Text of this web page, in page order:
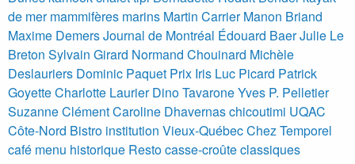
de mer mammifères marins Martin Carrier Manon Briand
Maxime DemersJournal de Montréal Édouard BaerJulie Le
Breton Sylvain Girard Normand Chouinard Michèle
Deslauriers Dominic Paquet Prix Iris Luc Picard Patrick
GoyetteCharlotte Laurier Dino TavaroneYves P. Pelletier
Suzanne ClémentCaroline Dhavernaschicoutimi UQAC
Côte-Nord Bistro institution Vieux-Québec Chez Temporel
café menu historique Resto casse-croûte classiques